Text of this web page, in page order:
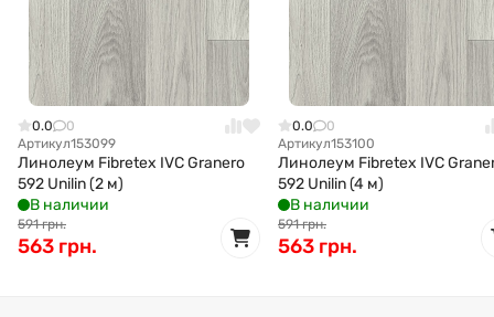
0.0
0
Артикул153099
Линолеум Fibretex IVC Granero
592 Unilin (2 м)
В наличии
591 грн.
563 грн.
0.0
0
Артикул153100
Линолеум Fibretex IVC
592 Unilin (4 м)
В наличии
591 грн.
563 грн.